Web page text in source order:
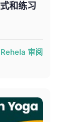
和练习
审阅